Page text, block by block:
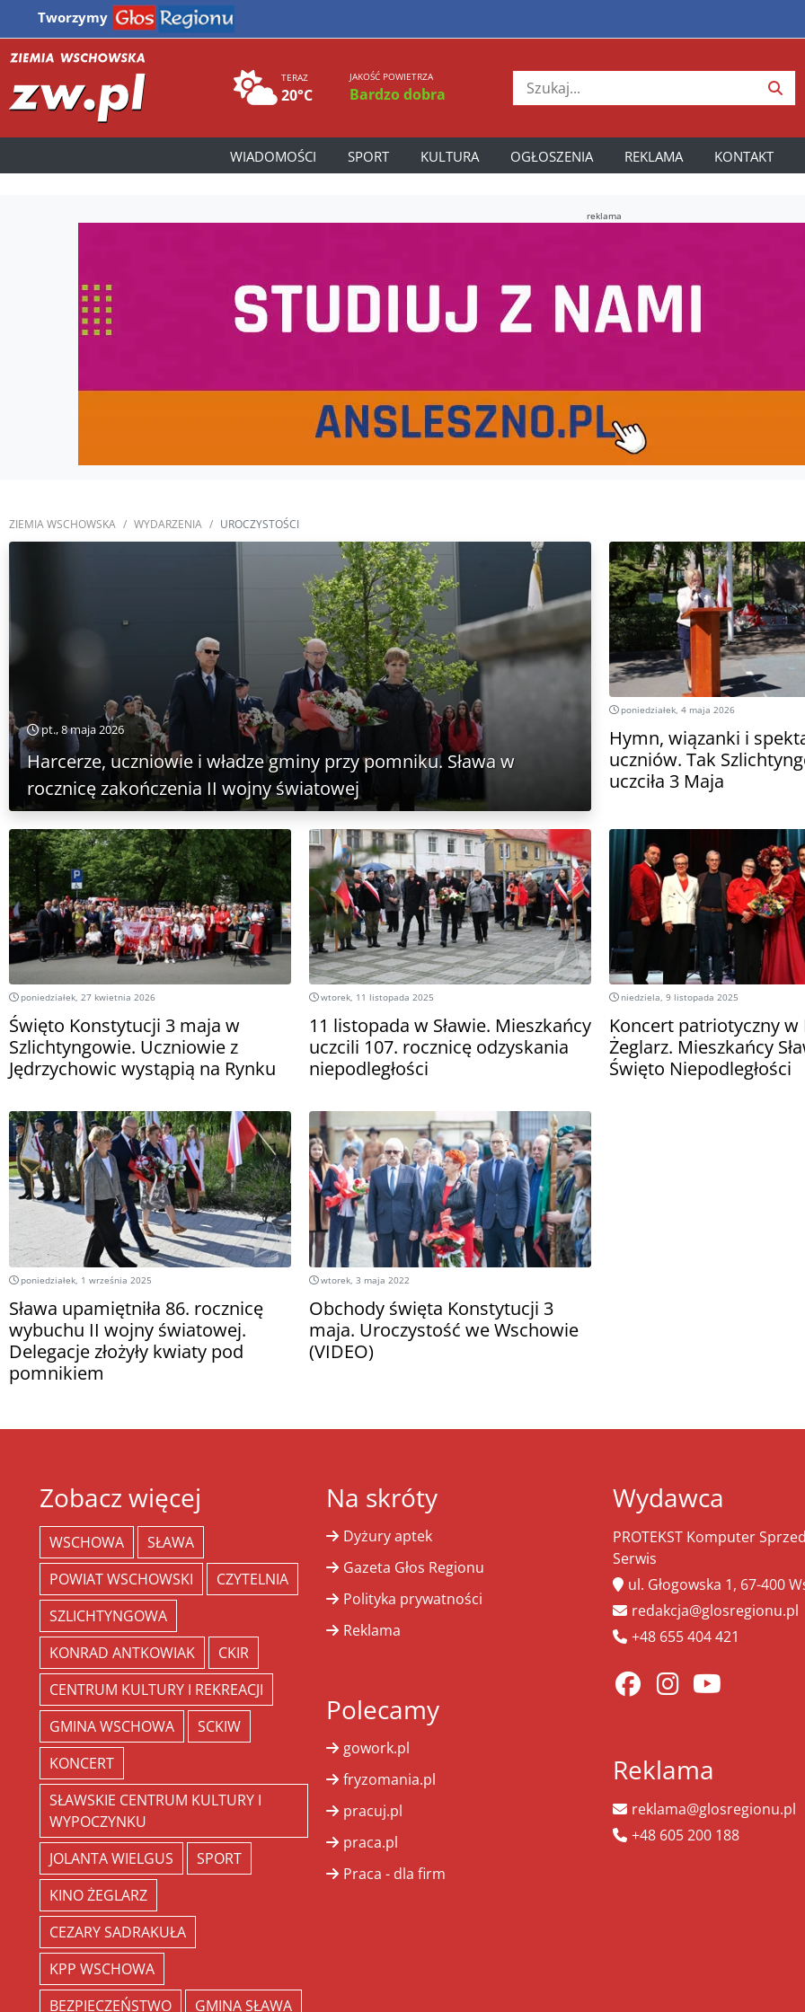
Tworzymy
TERAZ
20°C
JAKOŚĆ POWIETRZA
Bardzo dobra
WIADOMOŚCI SPORT KULTURA OGŁOSZENIA REKLAMA KONTAKT
reklama
ZIEMIA WSCHOWSKA WYDARZENIA UROCZYSTOŚCI
pt., 8 maja 2026
Harcerze, uczniowie i władze gminy przy pomniku. Sława w
rocznicę zakończenia II wojny światowej
poniedziałek, 4 maja 2026
Hymn, wiązanki i
uczniów. Tak
uczciła 3 Maja
poniedziałek, 27 kwietnia 2026
Święto Konstytucji 3 maja w
Szlichtyngowie. Uczniowie z
Jędrzychowic wystąpią na Rynku
wtorek, 11 listopada 2025
11 listopada w Sławie. Mieszkańcy
uczcili 107. rocznicę odzyskania
niepodległości
niedziela, 9 listopada 2025
Koncert patriotyczny w
Żeglarz. Mieszkańcy
Święto Niepodległości
poniedziałek, 1 września 2025
Sława upamiętniła 86. rocznicę
wybuchu II wojny światowej.
Delegacje złożyły kwiaty pod
pomnikiem
wtorek, 3 maja 2022
Obchody święta Konstytucji 3
maja. Uroczystość we Wschowie
(VIDEO)
Zobacz więcej
WSCHOWA
SŁAWA
POWIAT WSCHOWSKI
CZYTELNIA
SZLICHTYNGOWA
KONRAD ANTKOWIAK
CKIR
CENTRUM KULTURY I REKREACJI
GMINA WSCHOWA
SCKIW
KONCERT
SŁAWSKIE CENTRUM KULTURY I
WYPOCZYNKU
JOLANTA WIELGUS
SPORT
KINO ŻEGLARZ
CEZARY SADRAKUŁA
KPP WSCHOWA
BEZPIECZEŃSTWO
GMINA SŁAWA
Na skróty
Dyżury aptek
Gazeta Głos Regionu
Polityka prywatności
Reklama
Polecamy
gowork.pl
fryzomania.pl
pracuj.pl
praca.pl
Praca - dla firm
Wydawca
PROTEKST Komputer
Serwis
ul. Głogowska 1, 67-400
redakcja@glosregionu.pl
+48 655 404 421
Reklama
reklama@glosregionu.pl
+48 605 200 188